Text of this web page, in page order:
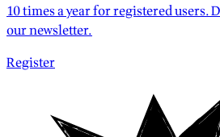
10 times a year for registered users.
our newsletter.
Register